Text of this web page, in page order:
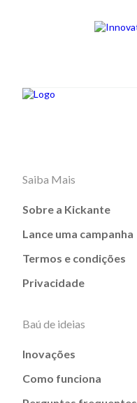
Saiba Mais
Sobre a Kickante
Lance uma campanha
Termos e condições
Privacidade
Baú de ideias
Inovações
Como funciona